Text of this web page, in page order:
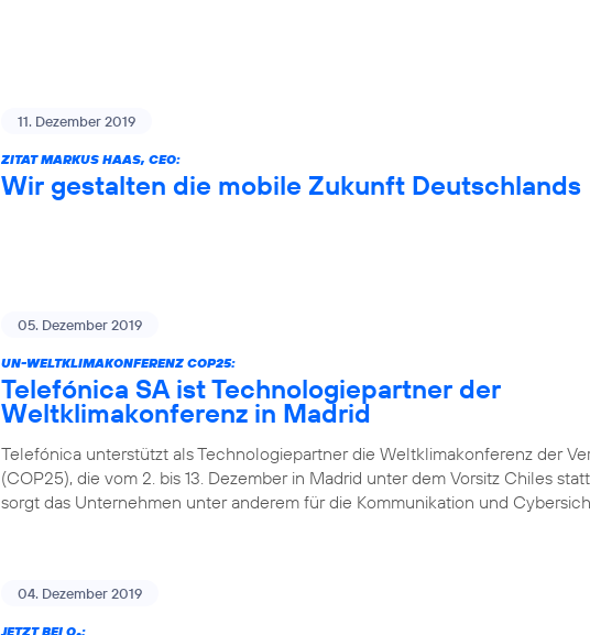
11. Dezember 2019
ZITAT MARKUS HAAS, CEO:
Wir gestalten die mobile Zukunft Deutschlands
05. Dezember 2019
UN-WELTKLIMAKONFERENZ COP25:
Telefónica SA ist Technologiepartner der
Weltklimakonferenz in Madrid
Telefónica unterstützt als Technologiepartner die Weltklimakonferenz der
(COP25), die vom 2. bis 13. Dezember in Madrid unter dem Vorsitz Chiles
sorgt das Unternehmen unter anderem für die Kommunikation und
04. Dezember 2019
JETZT BEI O :